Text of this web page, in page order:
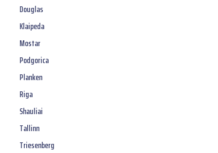
Douglas
Klaipeda
Mostar
Podgorica
Planken
Riga
Shauliai
Tallinn
Triesenberg